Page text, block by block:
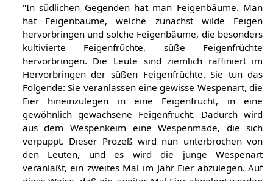
"In südlichen Gegenden hat man Feigenbäume. Man
hat Feigenbäume, welche zunächst wilde Feigen
hervorbringen und solche Feigenbäume, die besonders
kultivierte Feigenfrüchte, süße Feigenfrüchte
hervorbringen. Die Leute sind ziemlich raffiniert im
Hervorbringen der süßen Feigenfrüchte. Sie tun das
Folgende: Sie veranlassen eine gewisse Wespenart, die
Eier hineinzulegen in eine Feigenfrucht, in eine
gewöhnlich gewachsene Feigenfrucht. Dadurch wird
aus dem Wespenkeim eine Wespenmade, die sich
verpuppt. Dieser Prozeß wird nun unterbrochen von
den Leuten, und es wird die junge Wespenart
veranlaßt, ein zweites Mal im Jahr Eier abzulegen. Auf